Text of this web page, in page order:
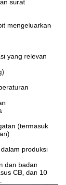
surat
mengeluarkan
yang relevan
(termasuk
produksi
dan badan
CB, dan 10